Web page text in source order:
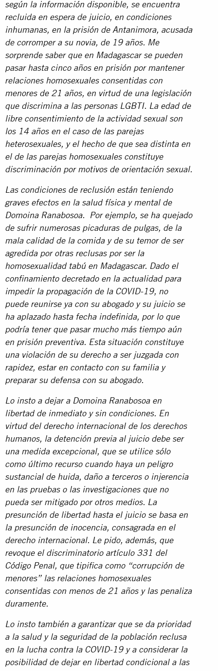
según la información disponible, se encuentra
recluida en espera de juicio, en condiciones
inhumanas, en la prisión de Antanimora, acusada
de corromper a su novia, de 19 años. Me
sorprende saber que en Madagascar se pueden
pasar hasta cinco años en prisión por mantener
relaciones homosexuales consentidas con
menores de 21 años, en virtud de una legislación
que discrimina a las personas LGBTI. La edad de
libre consentimiento de la actividad sexual son
los 14 años en el caso de las parejas
heterosexuales, y el hecho de que sea distinta en
el de las parejas homosexuales constituye
discriminación por motivos de orientación sexual.
Las condiciones de reclusión están teniendo
graves efectos en la salud física y mental de
Domoina Ranabosoa.
Por ejemplo, se ha quejado
de sufrir numerosas picaduras de pulgas, de la
mala calidad de la comida y de su temor de ser
agredida por otras reclusas por ser la
homosexualidad tabú en Madagascar. Dado el
confinamiento decretado en la actualidad para
impedir la propagación de la COVID-19, no
puede reunirse ya con su abogado y su juicio se
ha aplazado hasta fecha indefinida, por lo que
podría tener que pasar mucho más tiempo aún
en prisión preventiva. Esta situación constituye
una violación de su derecho a ser juzgada con
rapidez, estar en contacto con su familia y
preparar su defensa con su abogado.
Lo insto a dejar a Domoina Ranabosoa en
libertad de inmediato y sin condiciones. En
virtud del derecho internacional de los derechos
humanos, la detención previa al juicio debe ser
una medida excepcional, que se utilice sólo
como último recurso cuando haya un peligro
sustancial de huida, daño a terceros o injerencia
en las pruebas o las investigaciones que no
pueda ser mitigado por otros medios. La
presunción de libertad hasta el juicio se basa en
la presunción de inocencia, consagrada en el
derecho internacional. Le pido, además, que
revoque el discriminatorio artículo 331 del
Código Penal, que tipifica como “corrupción de
menores” las relaciones homosexuales
consentidas con menos de 21 años y las penaliza
duramente.
Lo insto también a garantizar que se da prioridad
a la salud y la seguridad de la población reclusa
en la lucha contra la COVID-19 y a considerar la
posibilidad de dejar en libertad condicional a las